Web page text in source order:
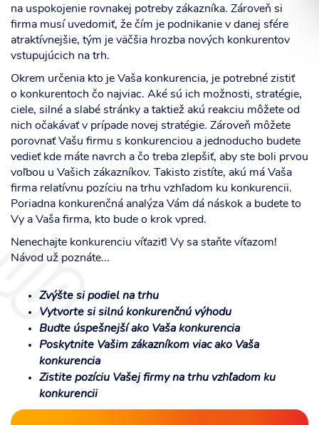
na uspokojenie rovnakej potreby zákazníka. Zároveň si
firma musí uvedomiť, že čím je podnikanie v danej sfére
atraktívnejšie, tým je väčšia hrozba nových konkurentov
vstupujúcich na trh.
Okrem určenia kto je Vaša konkurencia, je potrebné zistiť
o konkurentoch čo najviac. Aké sú ich možnosti, stratégie,
ciele, silné a slabé stránky a taktiež akú reakciu môžete od
nich očakávať v prípade novej stratégie. Zároveň môžete
porovnať Vašu firmu s konkurenciou a jednoducho budete
vedieť kde máte navrch a čo treba zlepšiť, aby ste boli prvou
voľbou u Vašich zákazníkov. Takisto zistíte, akú má Vaša
firma relatívnu pozíciu na trhu vzhľadom ku konkurencii.
Poriadna konkurenčná analýza Vám dá náskok a budete to
Vy a Vaša firma, kto bude o krok vpred.
Nenechajte konkurenciu víťaziť! Vy sa staňte víťazom!
Návod už poznáte...
Zvýšte si podiel na trhu
Vytvorte si silnú konkurenčnú výhodu
Budte úspešnejší ako Vaša konkurencia
Poskytnite Vašim zákazníkom viac ako Vaša
konkurencia
Zistite pozíciu Vašej firmy na trhu vzhľadom ku
konkurencii
ODOSLAŤ